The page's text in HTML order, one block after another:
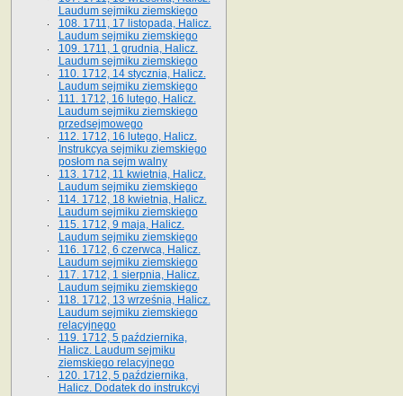
Laudum sejmiku ziemskiego
108. 1711, 17 listopada, Halicz.
Laudum sejmiku ziemskiego
109. 1711, 1 grudnia, Halicz.
Laudum sejmiku ziemskiego
110. 1712, 14 stycznia, Halicz.
Laudum sejmiku ziemskiego
111. 1712, 16 lutego, Halicz.
Laudum sejmiku ziemskiego
przedsejmowego
112. 1712, 16 lutego, Halicz.
Instrukcya sejmiku ziemskiego
posłom na sejm walny
113. 1712, 11 kwietnia, Halicz.
Laudum sejmiku ziemskiego
114. 1712, 18 kwietnia, Halicz.
Laudum sejmiku ziemskiego
115. 1712, 9 maja, Halicz.
Laudum sejmiku ziemskiego
116. 1712, 6 czerwca, Halicz.
Laudum sejmiku ziemskiego
117. 1712, 1 sierpnia, Halicz.
Laudum sejmiku ziemskiego
118. 1712, 13 września, Halicz.
Laudum sejmiku ziemskiego
relacyjnego
119. 1712, 5 października,
Halicz. Laudum sejmiku
ziemskiego relacyjnego
120. 1712, 5 października,
Halicz. Dodatek do instrukcyi